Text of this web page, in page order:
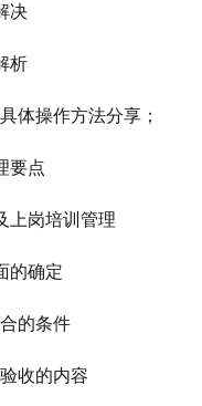
决
析
操作方法分享；
要点
岗培训管理
的确定
的条件
收的内容